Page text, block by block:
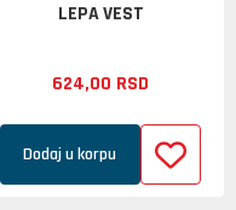
LEPA VEST
624,00 RSD
Dodaj u korpu